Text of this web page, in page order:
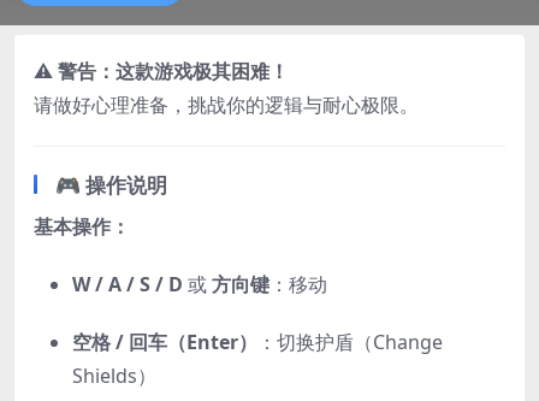
⚠️警告：这款游戏极其困难！
请做好心理准备，挑战你的逻辑与耐心极限。
🎮 操作说明
基本操作：
W / A / S / D 或方向键 ：移动
空格 / 回车（Enter）
：切换护盾（Change
Shields）